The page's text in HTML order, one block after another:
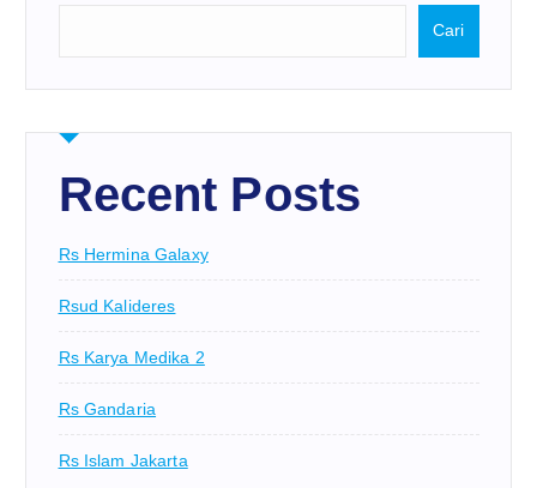
Cari
Recent Posts
Rs Hermina Galaxy
Rsud Kalideres
Rs Karya Medika 2
Rs Gandaria
Rs Islam Jakarta